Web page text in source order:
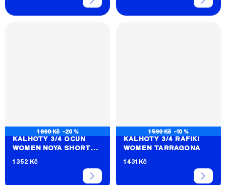
1 690 Kč –20 %
KALHOTY 3/4 OCUN
WOMEN NOYA SHORTS
JEANS
1 352 Kč
1 590 Kč –10 %
KALHOTY 3/4 RAFIKI
WOMEN TARRAGONA
1 431 Kč